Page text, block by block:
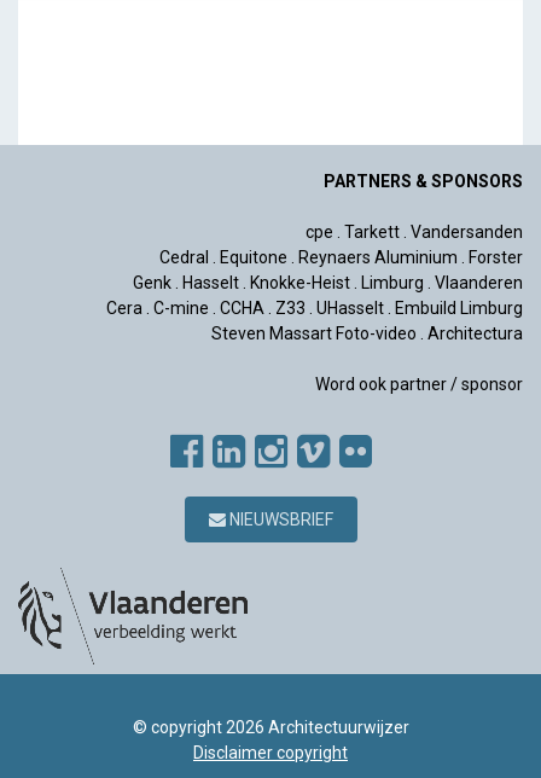
PARTNERS & SPONSORS
cpe . Tarkett. Vandersanden
Cedral . Equitone . Reynaers Aluminium . Forster
Genk. Hasselt. Knokke-Heist. Limburg . Vlaanderen
Cera. C-mine . CCHA. Z33 . UHasselt. Embuild Limburg
Steven Massart Foto-video . Architectura
Word ook partner / sponsor
NIEUWSBRIEF
© copyright 2026 Architectuurwijzer
Disclaimer copyright